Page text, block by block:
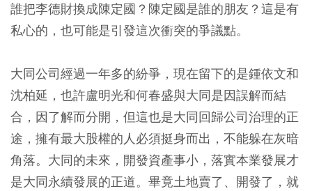
誰把李德財換成陳定國？陳定國是誰的朋友？這是有
私心的，也可能是引發這次衝突的爭議點。
大同公司經過一年多的紛爭，現在留下的是鍾依文和
沈柏延，也許盧明光和何春盛與大同是因誤解而結
合，因了解而分開，但這也是大同回歸公司治理的正
途，擁有最大股權的人必須挺身而出，不能躲在灰暗
角落。大同的未來，開發資產事小，落實本業發展才
是大同永續發展的正道。畢竟土地賣了、開發了，就